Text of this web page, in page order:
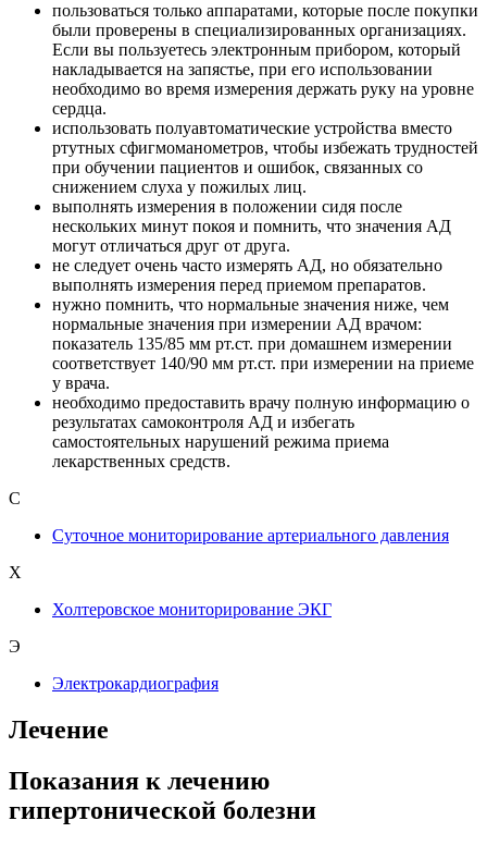
пользоваться только аппаратами, которые после покупки
были проверены в специализированных организациях.
Если вы пользуетесь электронным прибором, который
накладывается на запястье, при его использовании
необходимо во время измерения держать руку на уровне
сердца.
использовать полуавтоматические устройства вместо
ртутных сфигмоманометров, чтобы избежать трудностей
при обучении пациентов и ошибок, связанных со
снижением слуха у пожилых лиц.
выполнять измерения в положении сидя после
нескольких минут покоя и помнить, что значения АД
могут отличаться друг от друга.
не следует очень часто измерять АД, но обязательно
выполнять измерения перед приемом препаратов.
нужно помнить, что нормальные значения ниже, чем
нормальные значения при измерении АД врачом:
показатель 135/85 мм рт.ст. при домашнем измерении
соответствует 140/90 мм рт.ст. при измерении на приеме
у врача.
необходимо предоставить врачу полную информацию о
результатах самоконтроля АД и избегать
самостоятельных нарушений режима приема
лекарственных средств.
С
Суточное мониторирование артериального давления
Х
Холтеровское мониторирование ЭКГ
Э
Электрокардиография
Лечение
Показания к лечению
гипертонической болезни